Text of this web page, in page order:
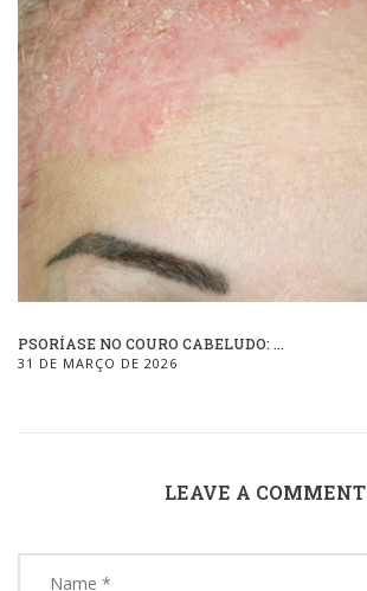
PSORÍASE NO COURO CABELUDO: ...
31 DE MARÇO DE 2026
LEAVE A COMMENT